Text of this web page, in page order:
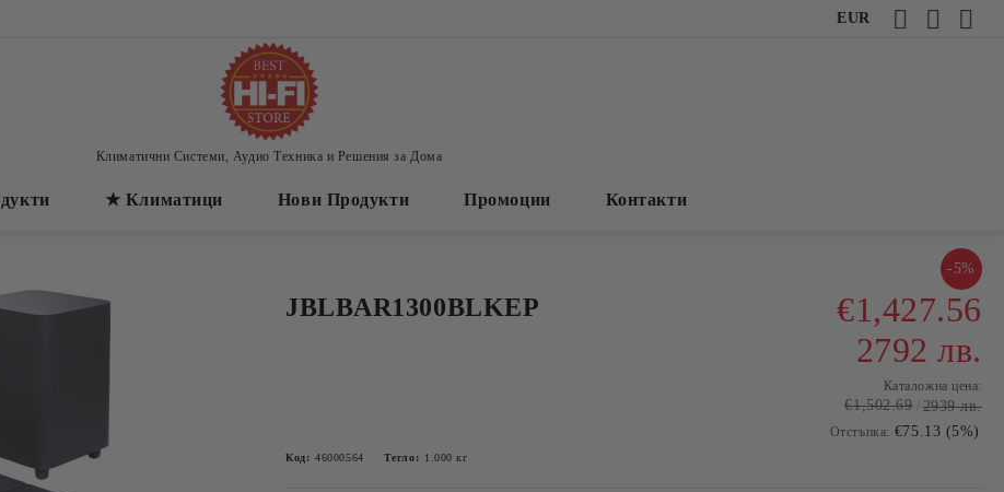
EUR
Климатични Системи, Аудио Техника и Решения за Дома
★ Климатици Нови Продукти Промоции Контакти
JBLBAR1300BLKEP
-5%
€1,427.56
2792 лв.
Каталожна цена:
€1,502.69 2939 лв.
Отстъпка: €75.13 (5%)
Код: 46000564 Тегло: 1.000 кг